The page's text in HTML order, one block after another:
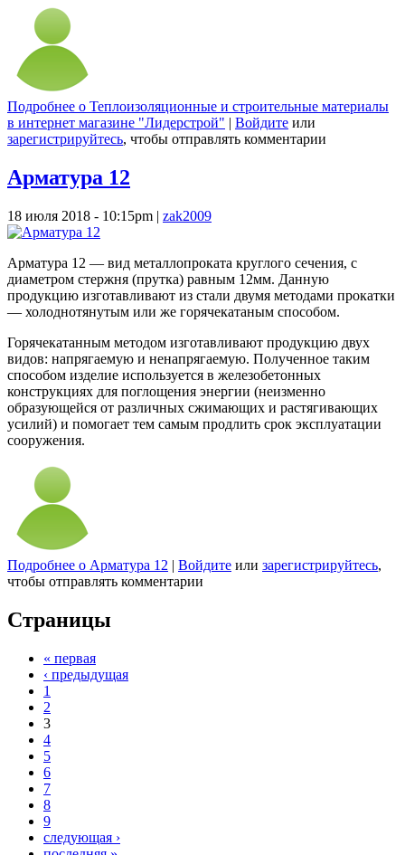
Подробнее о Теплоизоляционные и строительные материалы
в интернет магазине "Лидерстрой" | Войдите или
зарегистрируйтесь, чтобы отправлять комментарии
Арматура 12
18 июля 2018 - 10:15pm | zak2009
Арматура 12 — вид металлопроката круглого сечения, с
диаметром стержня (прутка) равным 12мм. Данную
продукцию изготавливают из стали двумя методами прокатки
— холоднотянутым или же горячекатаным способом.
Горячекатанным методом изготавливают продукцию двух
видов: напрягаемую и ненапрягаемую. Полученное таким
способом изделие используется в железобетонных
конструкциях для поглощения энергии (неизменно
образующейся от различных сжимающих и растягивающих
усилий) и помогает тем самым продлить срок эксплуатации
сооружения.
Подробнее о Арматура 12 | Войдите или зарегистрируйтесь,
чтобы отправлять комментарии
Страницы
« первая
‹ предыдущая
1
2
3
4
5
6
7
8
9
следующая ›